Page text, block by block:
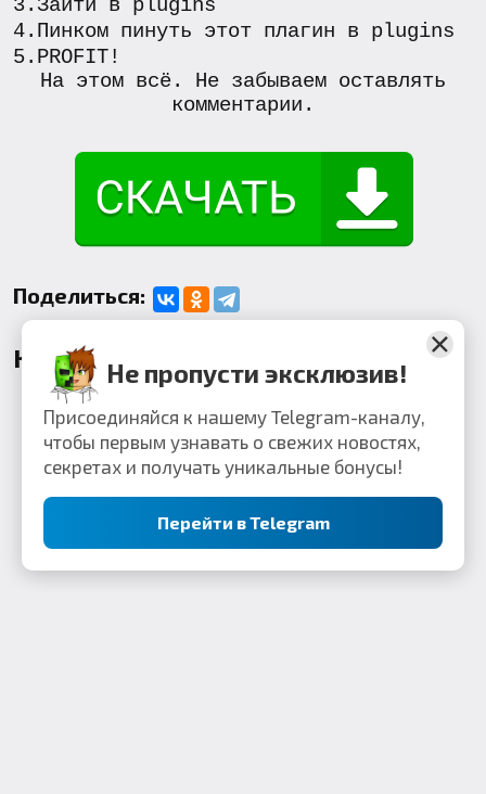
3.Зайти в plugins
4.Пинком пинуть этот плагин в plugins
5.PROFIT!
На этом всё. Не забываем оставлять
комментарии.
Поделиться:
КомментарииНе пропусти эксклюзив!
Присоединяйся к нашему Telegram-каналу,
чтобы первым узнавать о свежих новостях,
секретах и получать уникальные бонусы!
Перейти в Telegram